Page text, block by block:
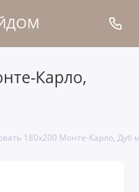
Карло,
180x200 Монте-Карло,